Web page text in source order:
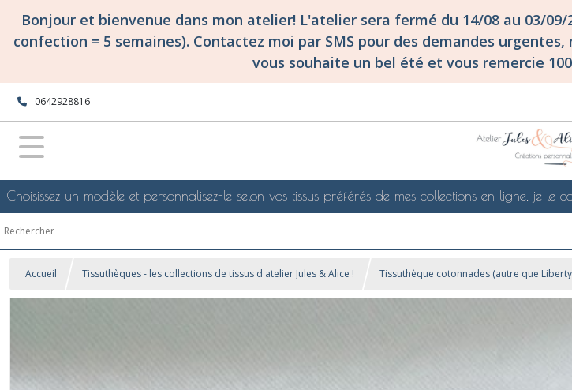
Bonjour et bienvenue dans mon atelier! L'atelier sera fermé du 14/08 au 03/
confection = 5 semaines). Contactez moi par SMS pour des demandes
vous souhaite un bel été et vous remercie
0642928816
Choisissez un modèle et personnalisez-le selon vos tissus préférés de mes collections en ligne, je le
Accueil Tissuthèques - les collections de tissus d'atelier Jules & Alice ! Tissuthèque cotonnades (autre que